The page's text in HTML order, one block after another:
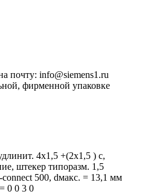
почту: info@siemens1.ru
фирменной упаковке
4x1,5 +(2x1,5 ) c,
штекер типоразм. 1,5
500, dмакс. = 13,1 мм
0 0 3 0